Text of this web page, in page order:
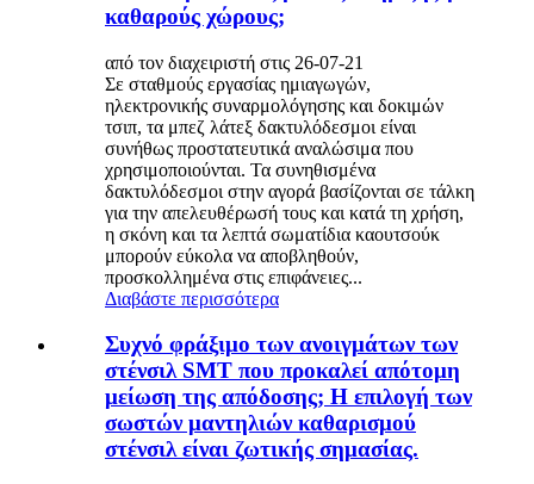
καθαρούς χώρους;
από τον διαχειριστή στις 26-07-21
Σε σταθμούς εργασίας ημιαγωγών,
ηλεκτρονικής συναρμολόγησης και δοκιμών
τσιπ, τα μπεζ λάτεξ δακτυλόδεσμοι είναι
συνήθως προστατευτικά αναλώσιμα που
χρησιμοποιούνται. Τα συνηθισμένα
δακτυλόδεσμοι στην αγορά βασίζονται σε τάλκη
για την απελευθέρωσή τους και κατά τη χρήση,
η σκόνη και τα λεπτά σωματίδια καουτσούκ
μπορούν εύκολα να αποβληθούν,
προσκολλημένα στις επιφάνειες...
Διαβάστε περισσότερα
Συχνό φράξιμο των ανοιγμάτων των
στένσιλ SMT που προκαλεί απότομη
μείωση της απόδοσης; Η επιλογή των
σωστών μαντηλιών καθαρισμού
στένσιλ είναι ζωτικής σημασίας.